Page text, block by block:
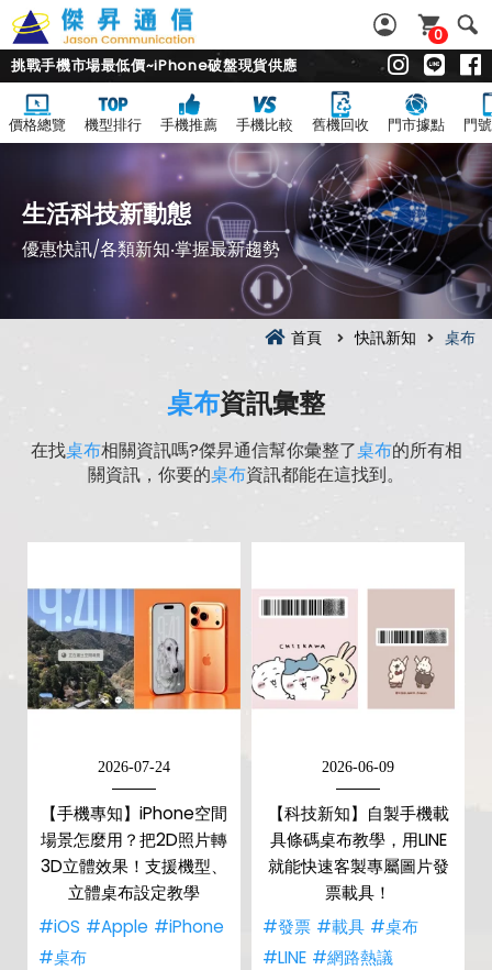
0
挑戰手機市場最低價~iPhone破盤現貨供應
價格總覽 機型排行 手機推薦 手機比較 舊機回收 門市據點 門
生活科技新動態
優惠快訊/各類新知‧掌握最新趨勢
首頁 快訊新知 桌布
桌布資訊彙整
在找桌布相關資訊嗎?傑昇通信幫你彙整了桌布的所有相
關資訊，你要的桌布資訊都能在這找到。
2026-07-24
【手機專知】iPhone空間
場景怎麼用？把2D照片轉
3D立體效果！支援機型、
立體桌布設定教學
#iOS #Apple #iPhone
#桌布
2026-06-09
【科技新知】自製手機載
具條碼桌布教學，用LINE
就能快速客製專屬圖片發
票載具！
#發票 #載具 #桌布
#LINE #網路熱議